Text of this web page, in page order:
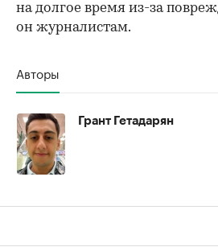
на долгое время из-за
он журналистам.
Авторы
Грант Гетадарян